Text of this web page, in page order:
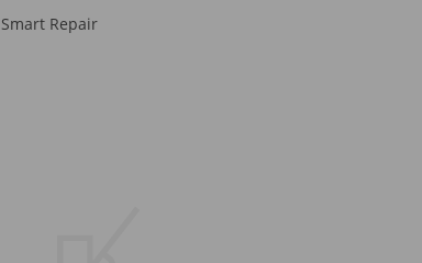
Smart Repair